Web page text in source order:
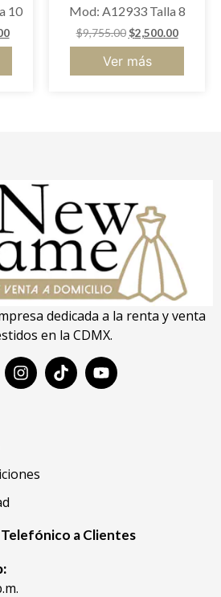
10 Mod: A12933 Talla 8
$9,755.00 $2,500.00
Ver más
dedicada a la renta y venta
en la CDMX.
a Clientes